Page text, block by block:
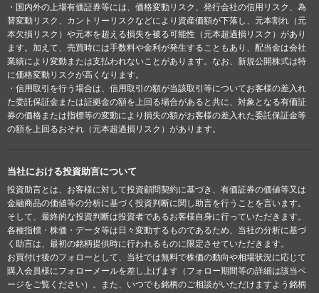
・国内外の上場有価証券等には、価格変動リスク、発行会社の信用リスク、為
替変動リスク、カントリーリスクなどにより資産価額が下落し、元本割れ（元
本欠損リスク）や元本を超える損失を被る可能性（元本超過損リスク）があり
ます。加えて、売買時には手数料や金利が発生することもあり、配当金は会社
業績により変動または支払われないことがあります。なお、新規公開株式は特
に価格変動リスクが高くなります。
・信用取引を行う場合は、信用取引の額が当該取引等についてお客様の差入れ
た委託保証金または証拠金の額を上回る場合があると共に、対象となる有価証
券の価格または指標等の変動により損失の額がお客様の差入れた委託保証金等
の額を上回るおそれ（元本超過損リスク）があります。
当社における投資助言について
投資助言とは、お客様に対して投資顧問契約に基づき、有価証券の価値等又は
金融商品の価値等の分析に基づく投資判断に関し助言を行うことを言います。
そして、最終的な投資判断は投資者であるお客様自身に行っていただきます。
各種指標・株価・データ等は日々変動するものであるため、当社の分析に基づ
く助言は、最初の銘柄提供時に行われるものに限定させていただきます。
お買付け後のフォローとして、当社では無料で株価の動向や相場状況に応じて
購入会員様にフォローメールを差し上げます（フォロー期間等の詳細は該当ペ
ージをご覧ください）。また、いつでも銘柄のご相談がいただけますよう銘柄